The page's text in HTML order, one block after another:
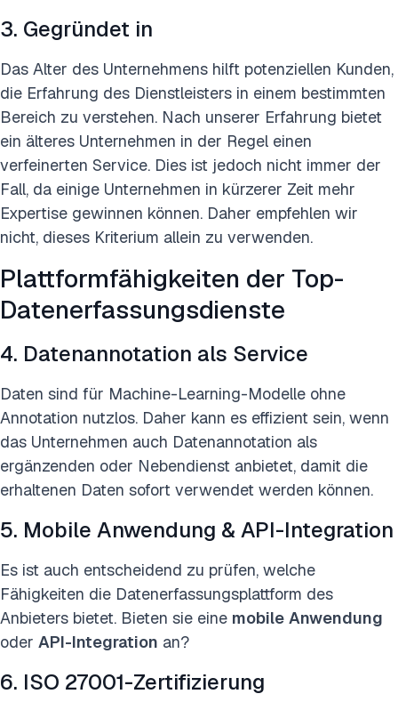
3. Gegründet in
Das Alter des Unternehmens hilft potenziellen Kunden,
die Erfahrung des Dienstleisters in einem bestimmten
Bereich zu verstehen. Nach unserer Erfahrung bietet
ein älteres Unternehmen in der Regel einen
verfeinerten Service. Dies ist jedoch nicht immer der
Fall, da einige Unternehmen in kürzerer Zeit mehr
Expertise gewinnen können. Daher empfehlen wir
nicht, dieses Kriterium allein zu verwenden.
Plattformfähigkeiten der Top-
Datenerfassungsdienste
4. Datenannotation als Service
Daten sind für Machine-Learning-Modelle ohne
Annotation nutzlos. Daher kann es effizient sein, wenn
das Unternehmen auch Datenannotation als
ergänzenden oder Nebendienst anbietet, damit die
erhaltenen Daten sofort verwendet werden können.
5. Mobile Anwendung & API-Integration
Es ist auch entscheidend zu prüfen, welche
Fähigkeiten die Datenerfassungsplattform des
Anbieters bietet. Bieten sie eine mobile Anwendung
oder API-Integration an?
6. ISO 27001-Zertifizierung